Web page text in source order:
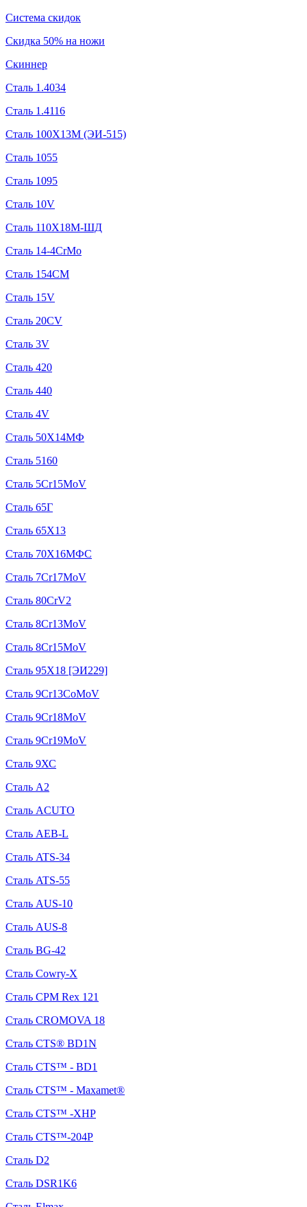
Система скидок
Скидка 50% на ножи
Скиннер
Сталь 1.4034
Сталь 1.4116
Сталь 100Х13М (ЭИ-515)
Сталь 1055
Сталь 1095
Сталь 10V
Сталь 110Х18М-ШД
Сталь 14-4CrMo
Сталь 154CM
Сталь 15V
Сталь 20CV
Сталь 3V
Сталь 420
Сталь 440
Сталь 4V
Сталь 50Х14МФ
Сталь 5160
Сталь 5Cr15MoV
Сталь 65Г
Сталь 65Х13
Сталь 70Х16МФС
Сталь 7Cr17MoV
Сталь 80CrV2
Сталь 8Cr13MoV
Сталь 8Cr15MoV
Сталь 95Х18 [ЭИ229]
Сталь 9Cr13CoMoV
Сталь 9Cr18MoV
Сталь 9Cr19MoV
Сталь 9ХС
Сталь A2
Сталь ACUTO
Сталь AEB-L
Сталь ATS-34
Сталь ATS-55
Сталь AUS-10
Сталь AUS-8
Сталь BG-42
Сталь Cowry-X
Сталь CPM Rex 121
Сталь CROMOVA 18
Сталь CTS® BD1N
Сталь CTS™ - BD1
Сталь CTS™ - Maxamet®
Сталь CTS™ -XHP
Сталь CTS™-204P
Сталь D2
Сталь DSR1K6